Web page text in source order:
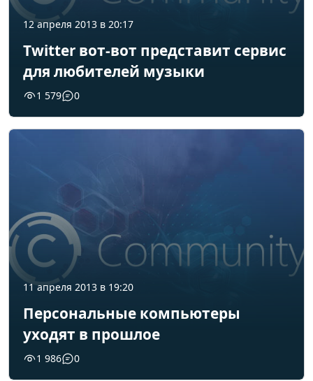
12 апреля 2013 в 20:17
Twitter вот-вот представит сервис
для любителей музыки
1 579 0
11 апреля 2013 в 19:20
Персональные компьютеры
уходят в прошлое
1 986 0